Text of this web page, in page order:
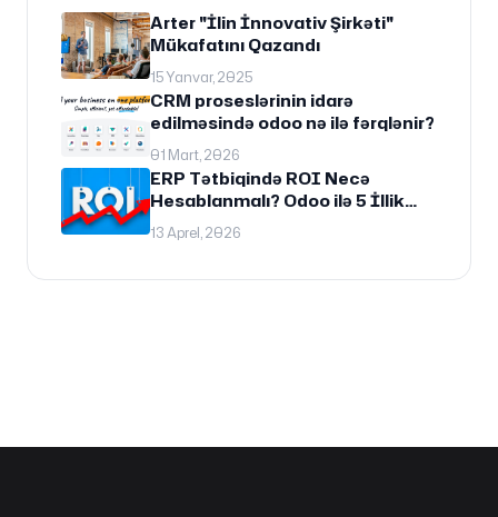
Arter "İlin İnnovativ Şirkəti"
Mükafatını Qazandı
15 Yanvar, 2025
CRM proseslərinin idarə
edilməsində odoo nə ilə fərqlənir?
01 Mart, 2026
ERP Tətbiqində ROI Necə
Hesablanmalı? Odoo ilə 5 İllik
İqtisadi Perspektiv
13 Aprel, 2026